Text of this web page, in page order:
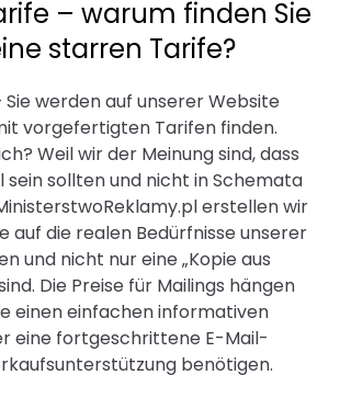
– warum finden Sie
starren Tarife?
Sie werden auf unserer Website
vorgefertigten Tarifen finden.
Weil wir der Meinung sind, dass
sein sollten und nicht in Schemata
erstellen wir
auf die realen Bedürfnisse unserer
und nicht nur eine „Kopie aus
Die Preise für Mailings hängen
einen einfachen informativen
eine fortgeschrittene E-Mail-
benötigen.